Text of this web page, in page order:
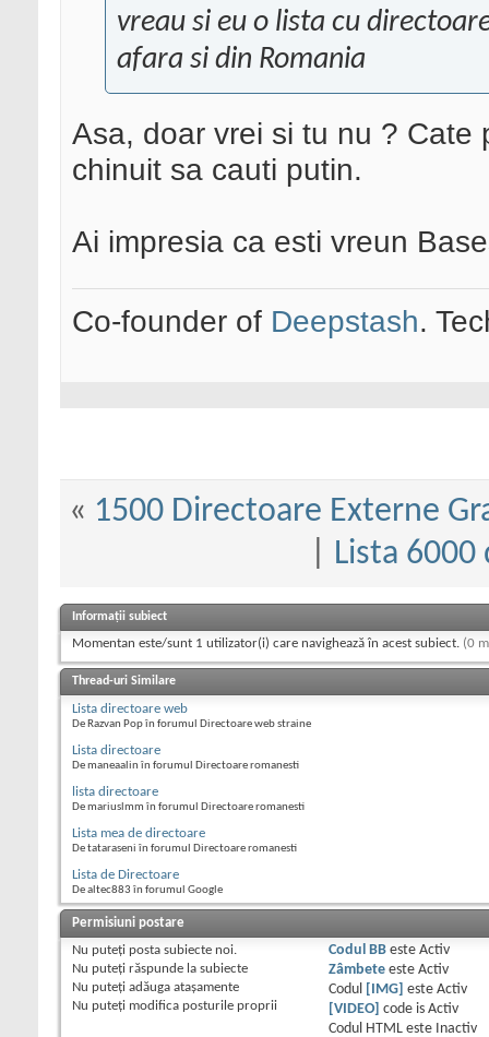
vreau si eu o lista cu
afara si din Romania
Asa, doar vrei si tu nu ? Cate
chinuit sa cauti putin.
Ai impresia ca esti vreun
Co-founder of Deepstash.
« 1500 Directoare Externe
Lista
Informații subiect
Momentan este/sunt 1 utilizator(i) care navighează în acest subiect. (0
Thread-uri Similare
Lista directoare web
De Razvan Pop în forumul Directoare web straine
Lista directoare
De maneaalin în forumul Directoare romanesti
lista directoare
De mariuslmm în forumul Directoare romanesti
Lista mea de directoare
De tataraseni în forumul Directoare romanesti
Lista de Directoare
De altec883 în forumul Google
Permisiuni postare
Nu puteţi posta subiecte noi.
Nu puteţi răspunde la subiecte
Nu puteţi adăuga ataşamente
Nu puteţi modifica posturile proprii
Codul BBeste Activ
Zâmbeteeste Activ
Codul
[IMG] este Activ
[VIDEO] code is Activ
Codul HTML este
Inactiv